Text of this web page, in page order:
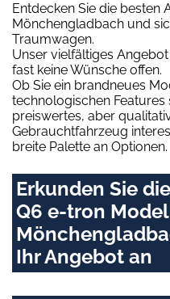
Entdecken Sie die besten
Mönchengladbach und
Traumwagen.
Unser vielfältiges
fast keine Wünsche offen.
Ob Sie ein brandneues
technologischen
preiswertes, aber
Gebrauchtfahrzeug
breite Palette an Optionen.
Erkunden Sie
Q6 e-tron
Ihr Angebot an